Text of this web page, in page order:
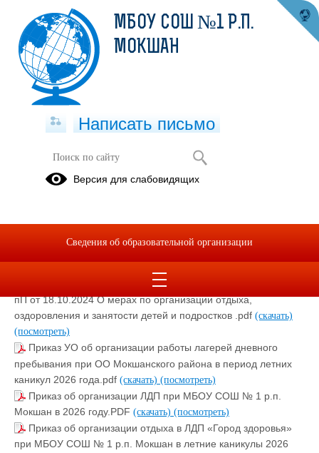
Сведения об организации отдыха
детей и их оздоровлении
Нормативные документы
Постановление Правительства Пензенской области №804-
пП от 18.10.2024 О мерах по организации отдыха,
оздоровления и занятости детей и подростков .pdf (скачать)
(посмотреть)
Приказ УО об организации работы лагерей дневного
пребывания при ОО Мокшанского района в период летних
каникул 2026 года.pdf (скачать) (посмотреть)
Приказ об организации ЛДП при МБОУ СОШ № 1 р.п.
Мокшан в 2026 году.PDF (скачать) (посмотреть)
Приказ об организации отдыха в ЛДП «Город здоровья»
при МБОУ СОШ № 1 р.п. Мокшан в летние каникулы 2026
МБОУ СОШ №1 Р.П.
МОКШАН
Написать письмо
Версия для слабовидящих
Сведения об образовательной организации